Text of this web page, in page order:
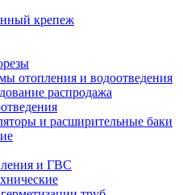
крепеж
отопления и водоотведения
распродажа
и расширительные баки
и ГВС